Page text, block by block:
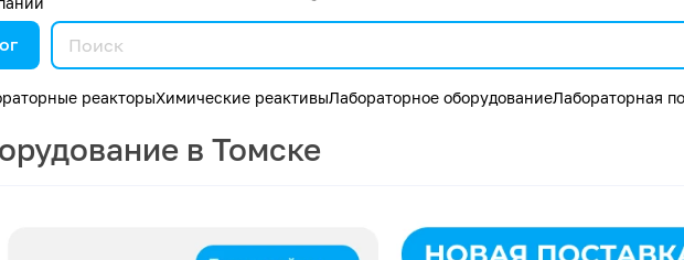
реакторыХимические реактивыЛабораторное оборудованиеЛабораторная
в Томске